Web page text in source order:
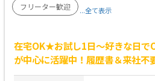
フリーター歓迎
...全て表示
在宅OK★お試し1日～好きな日
が中心に活躍中！履歴書＆来社不